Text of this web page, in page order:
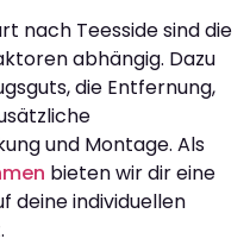
nach Teesside sind die
abhängig. Dazu
die Entfernung,
und Montage. Als
bieten wir dir eine
deine individuellen